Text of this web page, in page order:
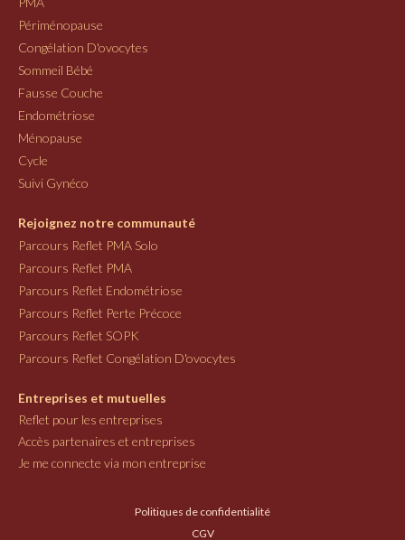
Périménopause
Congélation D'ovocytes
Sommeil Bébé
Fausse Couche
Endométriose
Ménopause
Cycle
Suivi Gynéco
Rejoignez notre communauté
Parcours Reflet PMA Solo
Parcours Reflet PMA
Parcours Reflet Endométriose
Parcours Reflet Perte Précoce
Parcours Reflet SOPK
Parcours Reflet Congélation D'ovocytes
Entreprises et mutuelles
Reflet pour les entreprises
Accès partenaires et entreprises
Je me connecte via mon entreprise
Politiques de confidentialité
CGV